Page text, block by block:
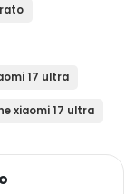
17 ultra
xiaomi 17 ultra